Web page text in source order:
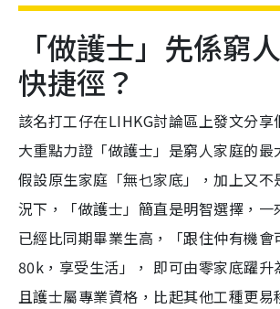
「做護士」先係窮
快捷徑？
該名打工仔在LIHKG討論區上發文分享
大重點力證「做護士」是窮人家庭的最
假設原生家庭「無乜家底」，加上又不
況下，「做護士」簡直是明智選擇，一
已經比同期畢業生高，「跟住仲有機
80k，享受生活」， 即可由零家底躍升
且護士屬專業資格，比起其他工種更易